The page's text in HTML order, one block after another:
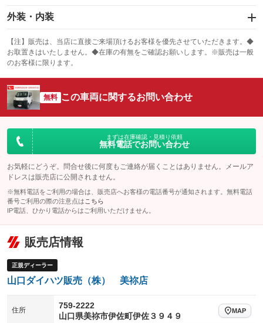
エアバッグ：運転席
：装備あり
：装備なし
サンルーフ
：装備なし ABS
エアコン
：装備あり Wエアコン
：装備なし
リフトアップ
：装備なし パワーステアリング
：装備あり
ダウンヒルアシストコントロール
パワーウィンドウ
：装備あり 盗難防止システム
：装備なし
：装備なし
USB入力端子
：装備なし
100V電源
：装備なし
：装備なし
レンタカーアップ
：装備なし
電動格納ミラー
：装備なし
外装・内装
カーナビ
：装備なし
TV
：装備なし
オーディオ
ビジュアル
：装備なし
革シート
：装備なし ハーフレザーシート
：装備なし
：装備なし ：装備なし
HID(キセノンライト)
バックカメラ
：装備なし
：装備なし ：装備なし
ローダウン
：装備なし
パワーシート
：装備なし
ベンチシート
：装備なし
チップアップシート
：装備なし
【注】販売は、当店に直接ご来場頂けるお客様を優先させていただきます。◆
お取置きはいたしません。◆在庫の有無をご確認お願いします。※販売は一般
のお客様に限ります。
無料 この車両に関するお問い合わせ
まずは在庫確認・見積り依頼
無料電話でお問い合わせ
お気軽にどうぞ。問合せ後に何度もご連絡が届くことはありません。メールア
ドレスは販売店に公開されません。
※無料電話をご利用の場合は、販売店へお客様の電話番号が通知されます。無料電話
番号ご利用の際の注意点は こちら
IP電話、ひかり電話からはご利用いただけません。
販売店情報
正規ディーラー
山口ダイハツ販売（株） 美祢店
住所
759-2222
山口県美祢市伊佐町伊佐３９４９
MAP